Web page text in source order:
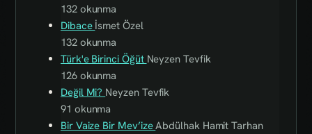
132 okunma
Dibace İsmet Özel
132 okunma
Türk'e Birinci Öğüt Neyzen Tevfik
126 okunma
Değil Mi? Neyzen Tevfik
91 okunma
Bir Vaize Bir Mev’izeAbdülhak Hamit Tarhan